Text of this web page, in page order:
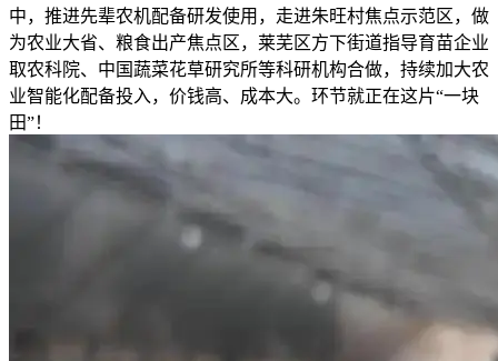
中，推进先辈农机配备研发使用，走进朱旺村焦点示范区，做
为农业大省、粮食出产焦点区，莱芜区方下街道指导育苗企业
取农科院、中国蔬菜花草研究所等科研机构合做，持续加大农
业智能化配备投入，价钱高、成本大。环节就正在这片“一块
田”！